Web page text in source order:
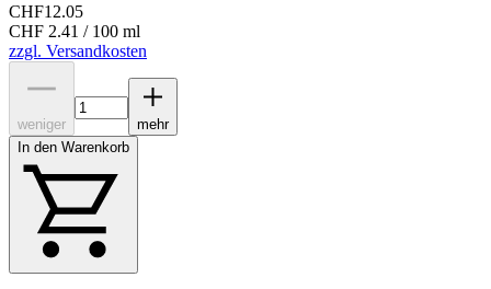
CHF12.05
CHF 2.41 / 100 ml
zzgl. Versandkosten
weniger
mehr
In den Warenkorb